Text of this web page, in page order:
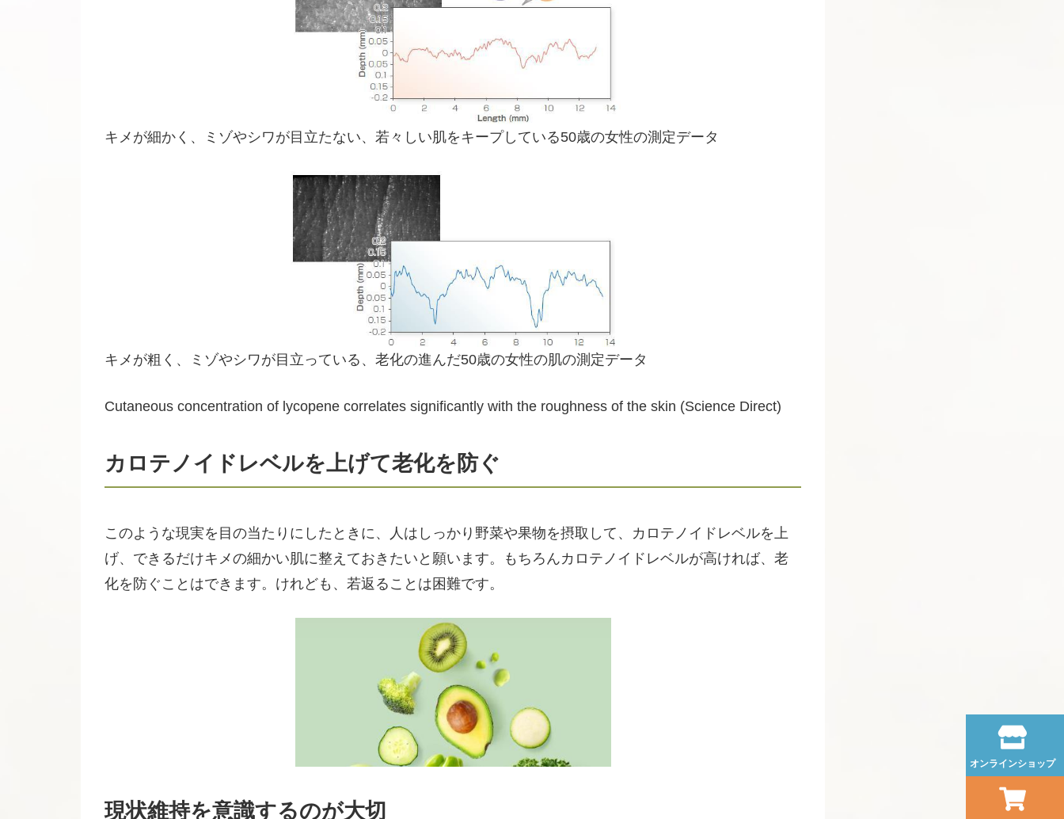
オンラインショップ
キメが細かく、ミゾやシワが目立たない、若々しい肌をキープしている50歳の女性の測定データ
キメが粗く、ミゾやシワが目立っている、老化の進んだ50歳の女性の肌の測定データ
Cutaneous concentration of lycopene correlates significantly with the roughness of the skin (Science Direct)
カロテノイドレベルを上げて老化を防ぐ
このような現実を目の当たりにしたときに、人はしっかり野菜や果物を摂取して、カロテノイドレベルを上
げ、できるだけキメの細かい肌に整えておきたいと願います。もちろんカロテノイドレベルが高ければ、老
化を防ぐことはできます。けれども、若返ることは困難です。
現状維持を意識するのが大切